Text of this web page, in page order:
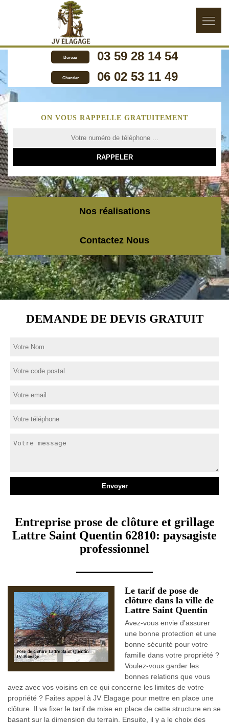
Bureau 03 59 28 14 54
Chantier 06 02 53 11 49
ON VOUS RAPPELLE GRATUITEMENT
Nos réalisations
Contactez Nous
DEMANDE DE DEVIS GRATUIT
Entreprise prose de clôture et grillage
Lattre Saint Quentin 62810: paysagiste
professionnel
Le tarif de pose de
clôture dans la ville de
Lattre Saint Quentin
Avez-vous envie d'assurer
une bonne protection et une
bonne sécurité pour votre
famille dans votre propriété ?
Voulez-vous garder les
bonnes relations que vous
avez avec vos voisins en ce qui concerne les limites de votre
propriété ? Faites appel à JV Elagage pour mettre en place une
clôture. Il va fixer le tarif de mise en place de cette structure en se
basant sur la dimension du terrain. Ensuite, il y a le choix des